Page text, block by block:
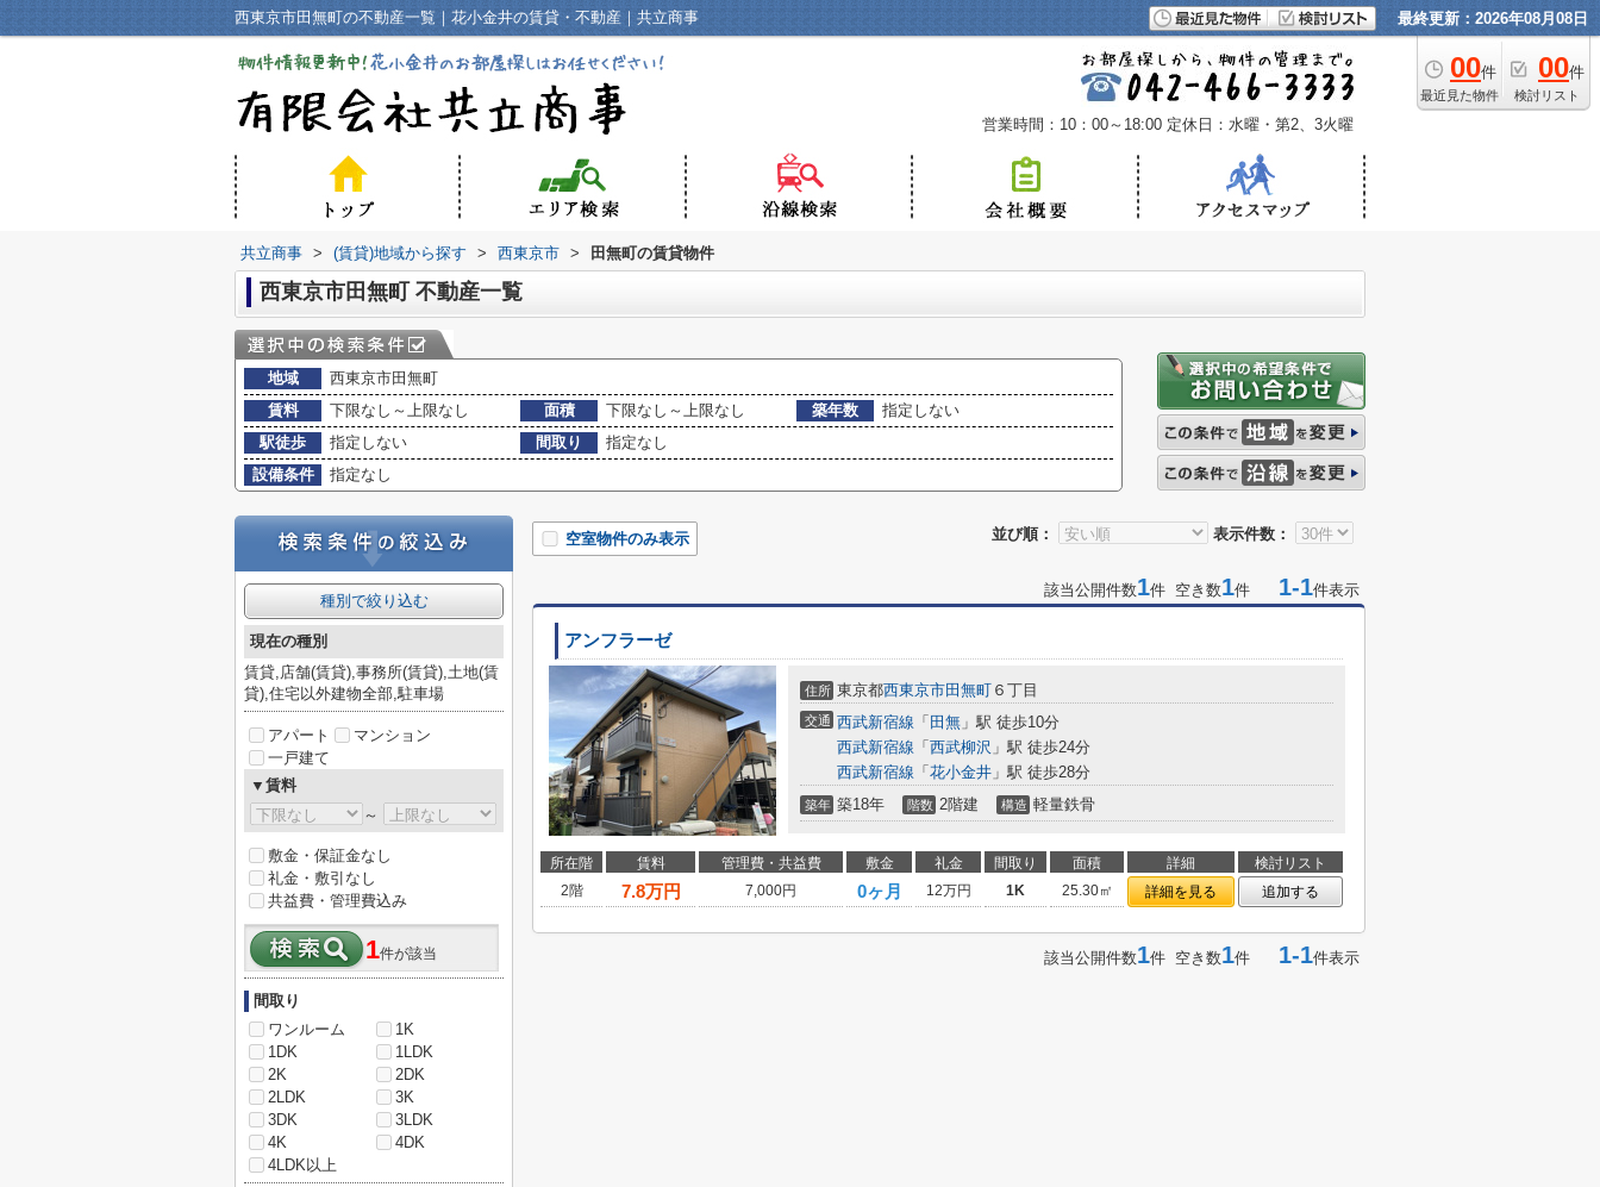
西東京市田無町の不動産一覧｜花小金井の賃貸・不動産｜共立商事 最終更新：2026年08月08日
00件
最近見た物件
00件
検討リスト
営業時間：10：00～18:00 定休日：水曜・第2、3火曜
共立商事 > (賃貸)地域から探す > 西東京市 > 田無町の賃貸物件
西東京市田無町 不動産一覧
地域
西東京市田無町
賃料
下限なし～上限なし 面積 下限なし～上限なし 築年数
指定しない
駅徒歩
指定しない 間取り
指定なし
設備条件
指定なし
並び順： 表示件数：
空室物件のみ表示
該当公開件数1件 空き数1件 1-1件表示
アンフラーゼ
住所 東京都西東京市田無町 ６丁目
交通 西武新宿線 「 田無 」駅 徒歩10分
西武新宿線 「 西武柳沢 」駅 徒歩24分
西武新宿線 「 花小金井 」駅 徒歩28分
築年 築18年 階数 2階建 構造 軽量鉄骨
所在階 賃料 管理費・共益費 敷金 礼金 間取り 面積 詳細
検討リスト
2階
7.8万円 7,000円 0ヶ月 12万円 1K 25.30㎡ 詳細を見る 追加する
該当公開件数1件 空き数1件 1-1件表示
種別で絞り込む
現在の種別
賃貸,店舗(賃貸),事務所(賃貸),土地(賃
貸),住宅以外建物全部,駐車場
アパート
マンション
一戸建て
▼賃料
～
敷金・保証金なし
礼金・敷引なし
共益費・管理費込み
1件が該当
間取り
ワンルーム
1K
1DK
1LDK
2K
2DK
2LDK
3K
3DK
3LDK
4K
4DK
4LDK以上